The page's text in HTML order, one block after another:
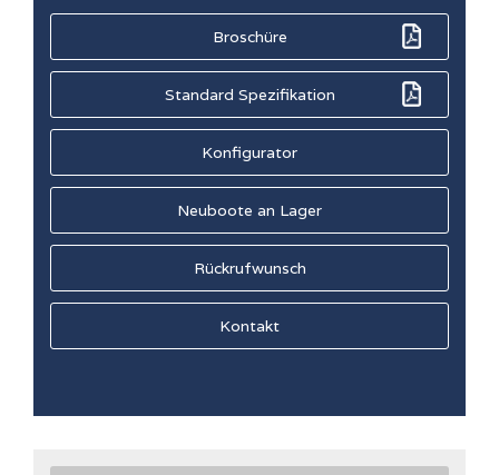
Broschüre
Standard Spezifikation
Konfigurator
Neuboote an Lager
Rückrufwunsch
Kontakt